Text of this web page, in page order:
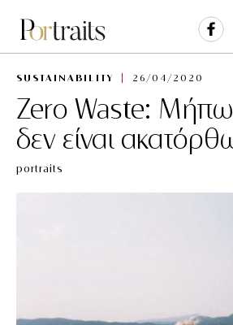
SUSTAINABILITY 26/04/2020
Zero Waste:
δεν είναι
portraits